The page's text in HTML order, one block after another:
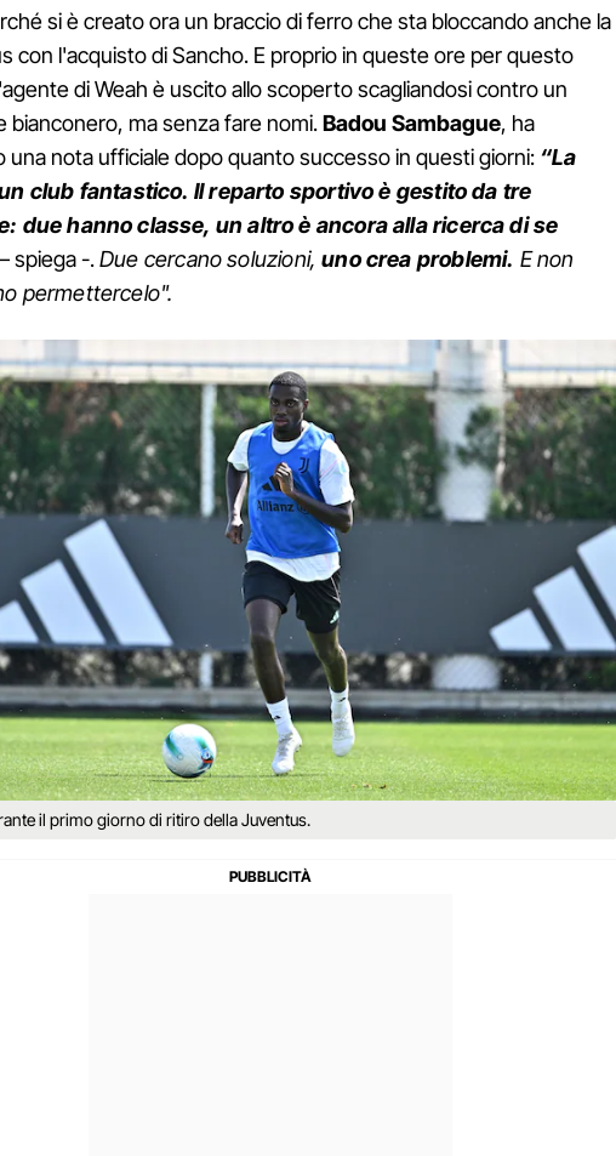
si è creato ora un braccio di ferro che sta bloccando anche la
con l'acquisto di Sancho. E proprio in queste ore per questo
di Weah è uscito allo scoperto scagliandosi contro un
bianconero, ma senza fare nomi.Badou Sambague, ha
una nota ufficiale dopo quanto successo in questi giorni: “La
club fantastico. Il reparto sportivo è gestito da tre
due hanno classe, un altro è ancora alla ricerca di se
– spiega -.Due cercano soluzioni,uno crea problemi. E non
permettercelo".
il primo giorno di ritiro della Juventus.